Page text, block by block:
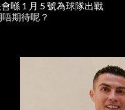
喺 1 月 5 號為球隊出戰
期待呢？